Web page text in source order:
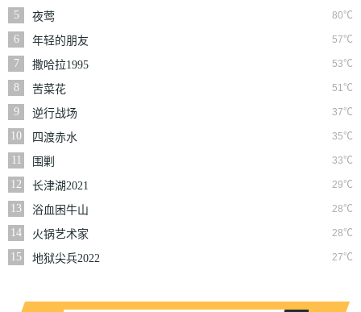
5
80℃
夜莺
6
57℃
年轻的朋友
7
53℃
撒哈拉1995
8
51℃
苦菜花
9
37℃
逆行战场
10
35℃
四渡赤水
11
33℃
围剿
12
29℃
长津湖2021
13
28℃
浴血困牛山
14
28℃
火锅艺术家
15
27℃
地狱尖兵2022